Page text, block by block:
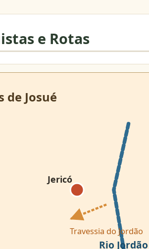
e Rotas
Rio Jordão
Jericó
Travessia do Jordão
de Josué